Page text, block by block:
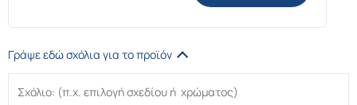
Γράψε εδώ σχόλια για το προϊόν